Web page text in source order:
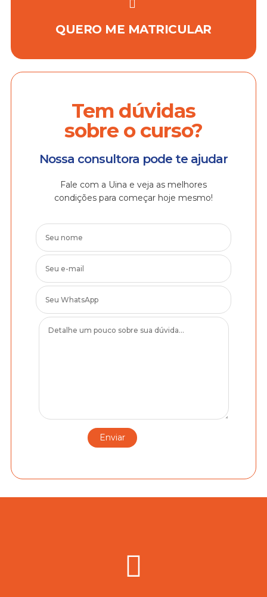
QUERO ME MATRICULAR
Tem dúvidas
sobre o curso?
Nossa consultora pode te ajudar
Fale com a Uina e veja as melhores
condições para começar hoje mesmo!